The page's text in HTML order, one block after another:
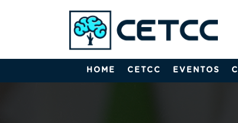
HOME CETCC EVENTOS